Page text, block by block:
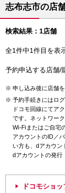
志布志市の店
検索結果：1店舗
全1件中1件目を表
予約申込する店舗/
申し込み後に店舗
予約手続きにはロ
ドコモ回線にてア
です。ネットワー
Wi-Fiまたはご自宅
アカウントのID／
い方も、dアカウン
dアカウントの発行
ドコモショ